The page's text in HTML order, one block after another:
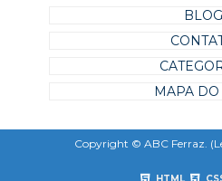
BLOG
MAPA
Copyright © ABC Ferraz.